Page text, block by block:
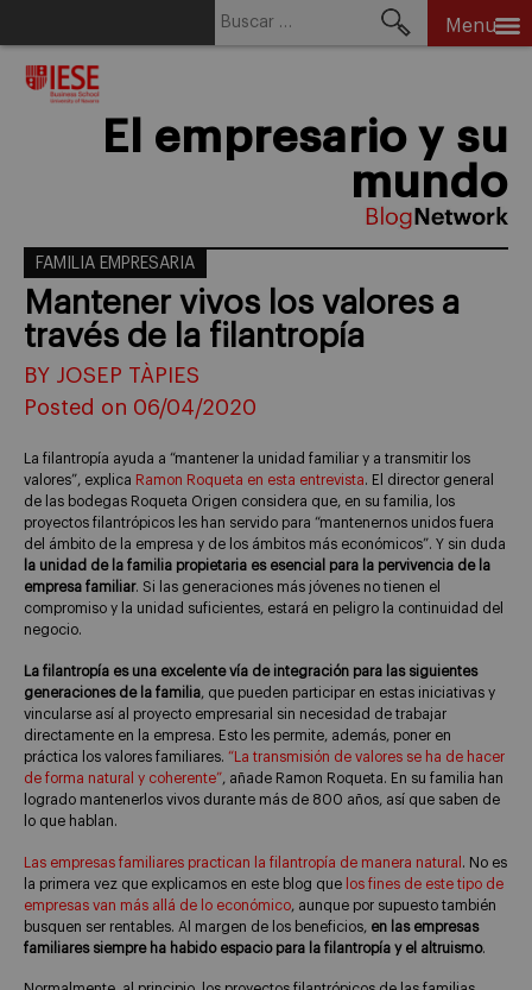
Menu
El empresario y su
mundo
FAMILIA EMPRESARIA
Mantener vivos los valores a
través de la filantropía
BY JOSEP TÀPIES
Posted on 06/04/2020
La filantropía ayuda a “mantener la unidad familiar y a transmitir los
valores”, explica Ramon Roqueta en esta entrevista. El director general
de las bodegas Roqueta Origen considera que, en su familia, los
proyectos filantrópicos les han servido para “mantenernos unidos fuera
del ámbito de la empresa y de los ámbitos más económicos”. Y sin duda
la unidad de la familia propietaria es esencial para la pervivencia de la
empresa familiar. Si las generaciones más jóvenes no tienen el
compromiso y la unidad suficientes, estará en peligro la continuidad del
negocio.
La filantropía es una excelente vía de integración para las siguientes
generaciones de la familia, que pueden participar en estas iniciativas y
vincularse así al proyecto empresarial sin necesidad de trabajar
directamente en la empresa. Esto les permite, además, poner en
práctica los valores familiares. “La transmisión de valores se ha de hacer
de forma natural y coherente”, añade Ramon Roqueta. En su familia han
logrado mantenerlos vivos durante más de 800 años, así que saben de
lo que hablan.
Las empresas familiares practican la filantropía de manera natural . No es
la primera vez que explicamos en este blog que los fines de este tipo de
empresas van más allá de lo económico, aunque por supuesto también
busquen ser rentables. Al margen de los beneficios, en las empresas
familiares siempre ha habido espacio para la filantropía y el altruismo.